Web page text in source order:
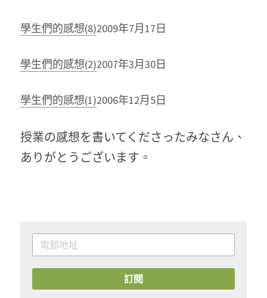
學生們的感想(8)2009年7月17日
學生們的感想(2)2007年3月30日
學生們的感想(1)2006年12月5日
授業の感想を書いてくださったみなさん、
ありがとうございます。
訂閱